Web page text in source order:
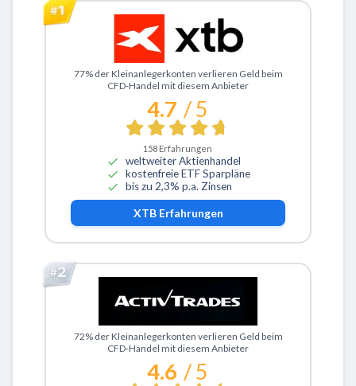
Zu XTB
77% der Kleinanlegerkonten verlieren Geld beim
CFD-Handel mit diesem Anbieter
4.7 / 5
158 Erfahrungen
weltweiter Aktienhandel
kostenfreie ETF Sparpläne
bis zu 2,3% p.a. Zinsen
XTBErfahrungen
Zu ActivTrades
72% der Kleinanlegerkonten verlieren Geld beim
CFD-Handel mit diesem Anbieter
4.6 / 5